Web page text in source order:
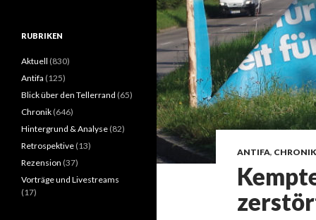
ANTIFA, CHRONIK
RUBRIKEN
Aktuell (830)
Antifa (125)
Blick über den Tellerrand (65)
Chronik (646)
Hintergrund & Analyse (82)
Retrospektive (13)
Rezension (37)
Vorträge und Livestreams
(17)